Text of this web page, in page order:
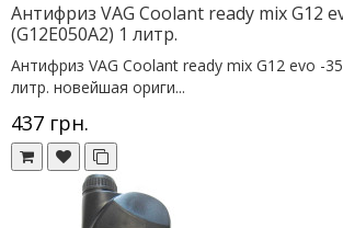
Антифриз VAG Coolant ready mix G12
(G12E050A2) 1 литр.
Антифриз VAG Coolant ready mix G12 evo -35
литр. новейшая ориги...
437 грн.